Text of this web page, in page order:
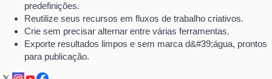
predefinições.
Reutilize seus recursos em fluxos de trabalho criativos.
Crie sem precisar alternar entre várias ferramentas.
Exporte resultados limpos e sem marca d&#39;água, prontos
para publicação.